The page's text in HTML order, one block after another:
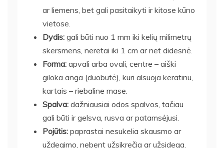
ar liemens, bet gali pasitaikyti ir kitose kūno
vietose.
Dydis: gali būti nuo 1 mm iki kelių milimetrų
skersmens, neretai iki 1 cm ar net didesnė.
Forma: apvali arba ovali, centre – aiški
giloka anga (duobutė), kuri alsuoja keratinu,
kartais – riebaline mase.
Spalva: dažniausiai odos spalvos, tačiau
gali būti ir gelsva, rusva ar patamsėjusi.
Pojūtis: paprastai nesukelia skausmo ar
uždegimo, nebent užsikrečia ar užsidega.